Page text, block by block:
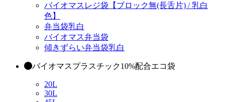
バイオマスレジ袋【ブロック無(長舌片) / 乳白
色】
弁当袋乳白
バイオマス弁当袋
傾きずらい弁当袋乳白
バイオマスプラスチック10%配合エコ袋
20L
30L